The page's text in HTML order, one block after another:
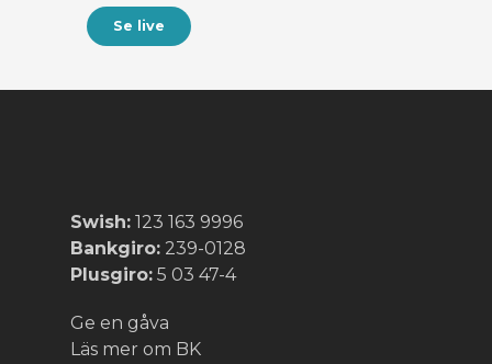
Se live
Swish: 123 163 9996
Bankgiro: 239-0128
Plusgiro: 5 03 47-4
Ge en gåva
Läs mer om BK